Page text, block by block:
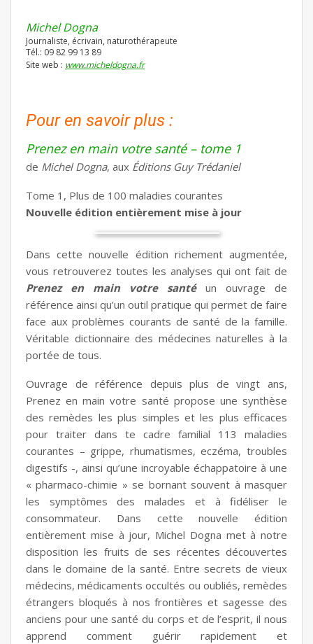
Michel Dogna
Journaliste, écrivain, naturothérapeute
Tél.: 09 82 99 13 89
Site web : www.micheldogna.fr
Pour en savoir plus :
Prenez en main votre santé – tome 1
de Michel Dogna, aux Éditions Guy Trédaniel
Tome 1, Plus de 100 maladies courantes
Nouvelle édition entièrement mise à jour
Dans cette nouvelle édition richement augmentée,
vous retrouverez toutes les analyses qui ont fait de
Prenez en main votre santéun ouvrage de
référence ainsi qu’un outil pratique qui permet de faire
face aux problèmes courants de santé de la famille.
Véritable dictionnaire des médecines naturelles à la
portée de tous.
Ouvrage de référence depuis plus de vingt ans,
Prenez en main votre santé propose une synthèse
des remèdes les plus simples et les plus efficaces
pour traiter dans te cadre familial 113 maladies
courantes – grippe, rhumatismes, eczéma, troubles
digestifs -, ainsi qu’une incroyable échappatoire à une
« pharmaco-chimie » se bornant souvent à masquer
les symptômes des malades et à fidéliser le
consommateur. Dans cette nouvelle édition
entièrement mise à jour, Michel Dogna met à notre
disposition les fruits de ses récentes découvertes
dans le domaine de la santé. Entre secrets de vieux
médecins, médicaments occultés ou oubliés, remèdes
étrangers bloqués à nos frontières et sagesse des
anciens pour une santé du corps et de l’esprit, il nous
apprend comment guérir rapidement et